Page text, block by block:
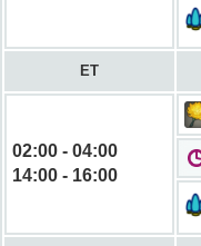
ET
02:00 - 04:00
14:00 - 16:00